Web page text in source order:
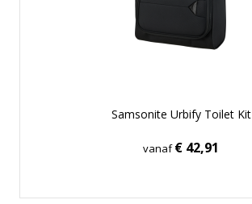
Samsonite Urbify Toilet Kit
vanaf€ 42,91